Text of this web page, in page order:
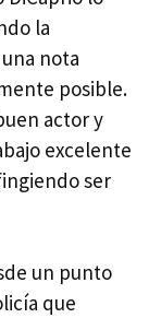
la
nota
posible.
actor y
excelente
ser
un punto
que